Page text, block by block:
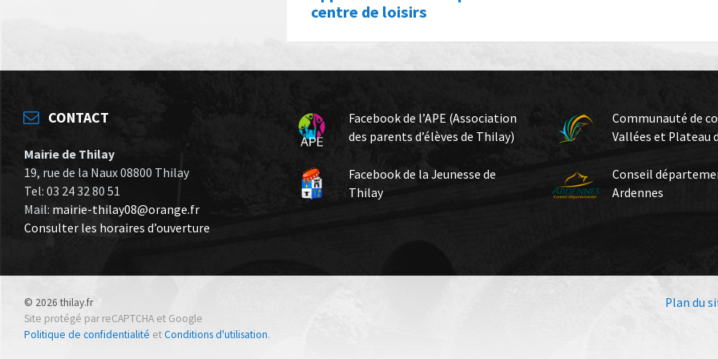
centre de loisirs
CONTACT
Mairie de Thilay
19, rue de la Naux 08800 Thilay
Tel: 03 24 32 80 51
Mail: mairie-thilay08@orange.fr
Consulter les horaires d’ouverture
Facebook de l’APE (Association
des parents d’élèves de Thilay)
Facebook de la Jeunesse de
Thilay
Communauté de
Vallées et Plateau
Conseil
Ardennes
Plan du
© 2026 thilay.fr
Site protégé par reCAPTCHA et Google
Politique de confidentialité etConditions d'utilisation.